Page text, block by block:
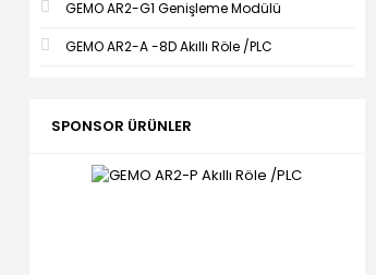
GEMO AR2-G1 Genişleme Modülü
GEMO AR2-A -8D Akıllı Röle /PLC
SPONSOR ÜRÜNLER